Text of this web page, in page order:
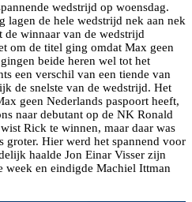
wedstrijd op woensdag.
lagen de hele wedstrijd nek aan nek
de winnaar van de wedstrijd
om de titel ging omdat Max geen
beide heren wel tot het
een verschil van een tiende van
de snelste van de wedstrijd. Het
geen Nederlands paspoort heeft,
naar debutant op de NK Ronald
Rick te winnen, maar daar was
groter. Hier werd het spannend voor
haalde Jon Einar Visser zijn
week en eindigde Machiel Ittman